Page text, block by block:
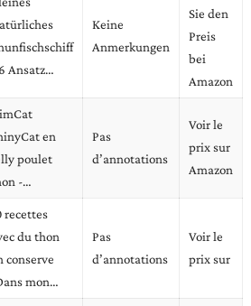
Ansatz…
Keine
Anmerkungen
Sie den
Preis
bei
Amazon
en
poulet
-…
Pas
d’annotations
Voir le
prix sur
Amazon
recettes
du thon
conserve
mon…
Pas
d’annotations
Voir le
prix sur